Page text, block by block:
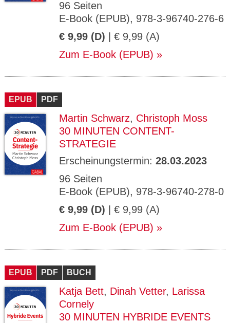
96 Seiten
E-Book (EPUB), 978-3-96740-276-6
€ 9,99 (D) | € 9,99 (A)
Zum E-Book (EPUB)
EPUB PDF
Martin Schwarz, Christoph Moss
30 MINUTEN CONTENT-
STRATEGIE
Erscheinungstermin: 28.03.2023
96 Seiten
E-Book (EPUB), 978-3-96740-278-0
€ 9,99 (D) | € 9,99 (A)
Zum E-Book (EPUB)
EPUB PDF BUCH
Katja Bett, Dinah Vetter, Larissa
Cornely
30 MINUTEN HYBRIDE EVENTS